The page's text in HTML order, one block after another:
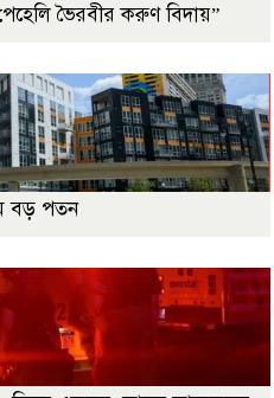
ভৈরবীর করুণ বিদায়”
বড় পতন